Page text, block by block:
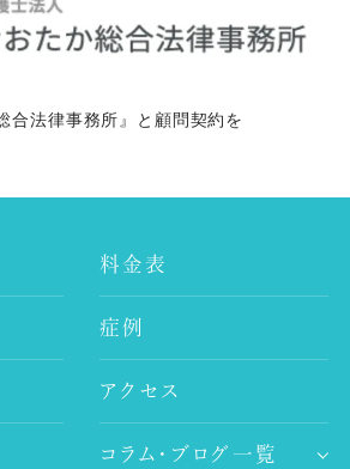
合法律事務所』と顧問契約を
料金表
症例
アクセス
コラム・ブログ一覧